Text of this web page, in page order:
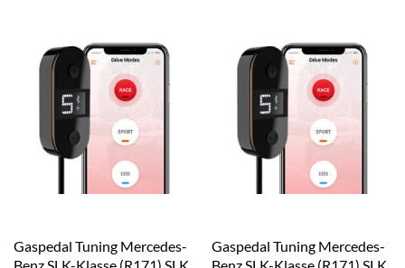
Gaspedal Tuning Mercedes-
Benz SLK-Klasse (R171) SLK
Gaspedal Tuning Mercedes-
Benz SLK-Klasse (R171) SLK